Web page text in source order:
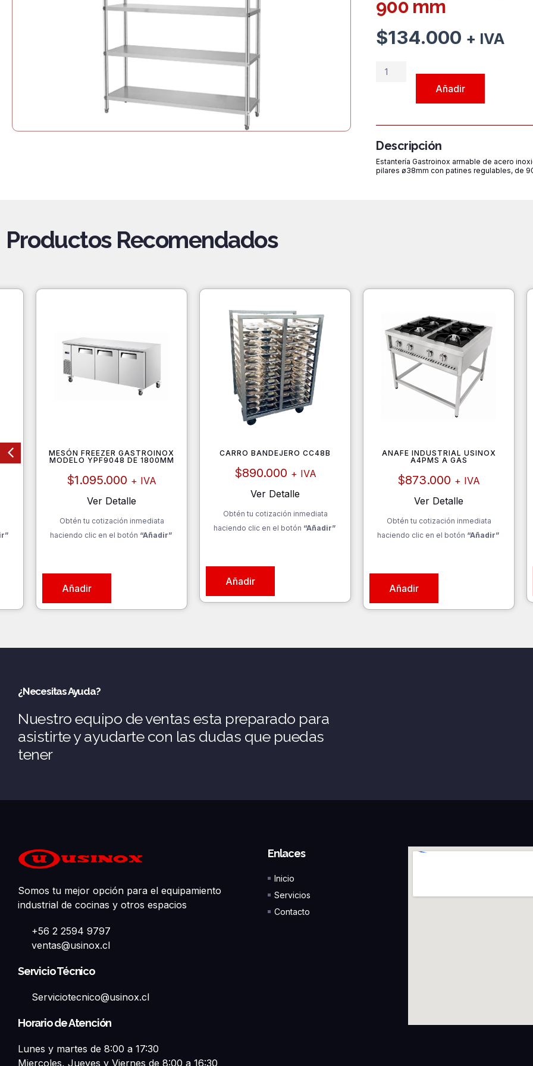
900 mm
$134.000 + IVA
Estantería
niveles
Lisos
HRS
9005 de
Añadir
Descripción
Estantería Gastroinox armable de acero
pilares ø38mm con patines regulables, de
Productos Recomendados
MESÓN FREEZER GASTROINOX
MODELO YPF9048 DE 1800MM
$1.095.000 + IVA
Ver Detalle
Obtén tu cotización inmediata
haciendo clic en el botón “Añadir”
Añadir
CARRO BANDEJERO CC48B
$890.000 + IVA
Ver Detalle
Obtén tu cotización inmediata
haciendo clic en el botón “Añadir”
Añadir
ANAFE INDUSTRIAL USINOX
A4PMS A GAS
$873.000 + IVA
Ver Detalle
Obtén tu cotización inmediata
haciendo clic en el botón “Añadir”
Añadir
¿Necesitas Ayuda?
Nuestro equipo de ventas esta preparado para
asistirte y ayudarte con las dudas que puedas
tener
Somos tu mejor opción para el equipamiento
industrial de cocinas y otros espacios
+56 2 2594 9797
ventas@usinox.cl
Servicio Técnico
Serviciotecnico@usinox.cl
Horario de Atención
Lunes y martes de 8:00 a 17:30
Miercoles, Jueves y Viernes de 8:00 a 16:30
Enlaces
Inicio
Servicios
Contacto